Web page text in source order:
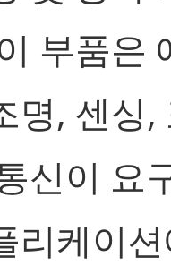
부품은
명, 센싱,
신이 요
리케이